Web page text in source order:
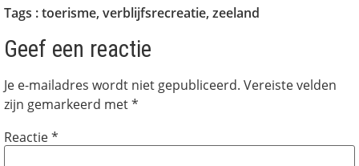
Tags :toerisme, verblijfsrecreatie, zeeland
Geef een reactie
Je e-mailadres wordt niet gepubliceerd. Vereiste velden
zijn gemarkeerd met*
Reactie*